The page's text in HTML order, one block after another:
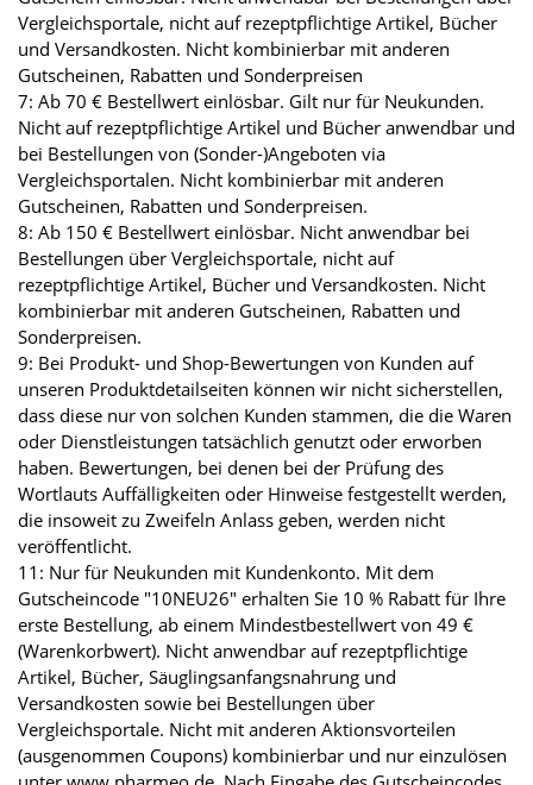
Vergleichsportale, nicht auf rezeptpflichtige Artikel, Bücher
und Versandkosten. Nicht kombinierbar mit anderen
Gutscheinen, Rabatten und Sonderpreisen
7: Ab 70 € Bestellwert einlösbar. Gilt nur für Neukunden.
Nicht auf rezeptpflichtige Artikel und Bücher anwendbar und
bei Bestellungen von (Sonder-)Angeboten via
Vergleichsportalen. Nicht kombinierbar mit anderen
Gutscheinen, Rabatten und Sonderpreisen.
8: Ab 150 € Bestellwert einlösbar. Nicht anwendbar bei
Bestellungen über Vergleichsportale, nicht auf
rezeptpflichtige Artikel, Bücher und Versandkosten. Nicht
kombinierbar mit anderen Gutscheinen, Rabatten und
Sonderpreisen.
9: Bei Produkt- und Shop-Bewertungen von Kunden auf
unseren Produktdetailseiten können wir nicht sicherstellen,
dass diese nur von solchen Kunden stammen, die die Waren
oder Dienstleistungen tatsächlich genutzt oder erworben
haben. Bewertungen, bei denen bei der Prüfung des
Wortlauts Auffälligkeiten oder Hinweise festgestellt werden,
die insoweit zu Zweifeln Anlass geben, werden nicht
veröffentlicht.
11: Nur für Neukunden mit Kundenkonto. Mit dem
Gutscheincode "10NEU26" erhalten Sie 10 % Rabatt für Ihre
erste Bestellung, ab einem Mindestbestellwert von 49 €
(Warenkorbwert). Nicht anwendbar auf rezeptpflichtige
Artikel, Bücher, Säuglingsanfangsnahrung und
Versandkosten sowie bei Bestellungen über
Vergleichsportale. Nicht mit anderen Aktionsvorteilen
(ausgenommen Coupons) kombinierbar und nur einzulösen